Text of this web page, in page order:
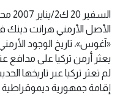
الأصل الأرمني هرانت
«آغوس»، تاريخ الوجود
يعثر أرمن تركيا على
لم تعثر تركيا عبر تاريخها
إقامة جمهورية